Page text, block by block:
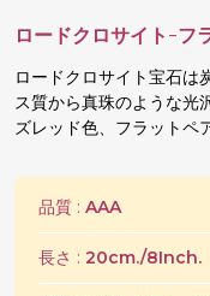
ロードクロサイト-フ
ロードクロサイト宝石は
ス質から真珠のような光
ズレッド色、フラットペ
品質 : AAA
長さ : 20cm./8Inch.